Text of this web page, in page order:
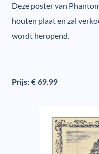
Deze poster van
houten plaat en zal
wordt heropend.
Prijs: € 69.99